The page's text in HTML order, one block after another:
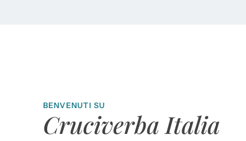
BENVENUTI SU
Cruciverba Italia